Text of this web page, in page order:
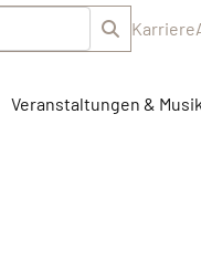
Karriere
Veranstaltungen & Musik